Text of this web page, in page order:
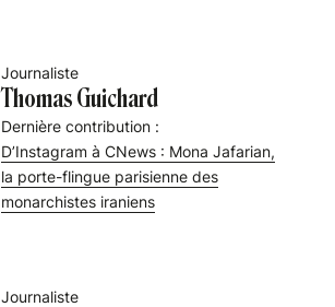
Journaliste
Thomas Guichard
Dernière contribution :
D’Instagram à CNews : Mona Jafarian,
la porte-flingue parisienne des
monarchistes iraniens
Journaliste